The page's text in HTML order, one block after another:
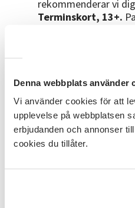
Denna webbplats använder
Vi använder cookies för att
upplevelse på webbplatsen
erbjudanden och annonser
cookies du tillåter.
rekommenderar vi
Terminskort, 13+.
meddelanderutan
gå. Mer info om våra
sociala medier
Dansledare
Marijana. Läs mer om henne